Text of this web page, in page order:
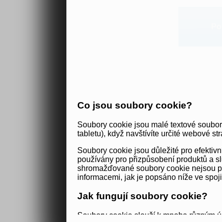
Co jsou soubory cookie?
Soubory cookie jsou malé textové
tabletu), když navštívíte určité webové
Soubory cookie jsou důležité pro
používány pro přizpůsobení produktů a
shromažďované soubory cookie nejsou
informacemi, jak je popsáno níže ve
Jak fungují soubory cookie?
Soubory cookie slouží k mnoha různým